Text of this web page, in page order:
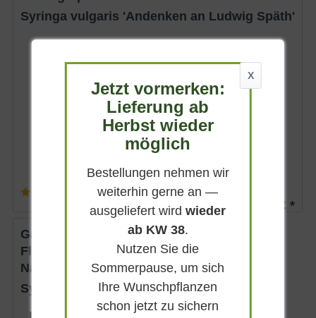
Syringa vulgaris 'Andenken an Ludwig Späth'
Dunkelpurpurrot
Sonnig-absonnig
Mai - Juni
4 - 6 m
Lieferbar
23)
ab 24,90 € *
Gartenflieder / Gewöhnlicher
Flieder / Edelflieder 'Belle de
Nancy'
Syringa vulgaris 'Belle de Nancy'
X
Jetzt vormerken:
Lieferung ab
Herbst wieder
möglich
Bestellungen nehmen wir
weiterhin gerne an —
ausgeliefert wirdwieder
ab KW 38.
Nutzen Sie die
Sommerpause, um sich
Ihre Wunschpflanzen
schon jetzt zu sichern